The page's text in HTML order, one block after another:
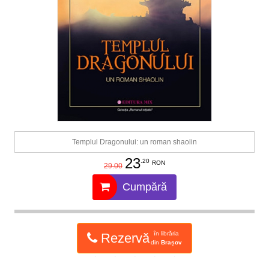
Templul Dragonului: un roman shaolin
29.00 23.20 RON
Cumpără
Rezervă
în librăria
din Brașov